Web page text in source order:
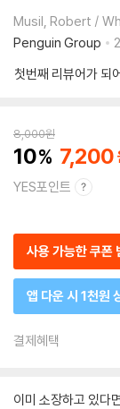
Musil, Robert /
Penguin Group
첫번째 리뷰어가 되
8,000원
10 7,200
YES포인트
사용 가능한 쿠폰
앱 다운 시 1천원
결제혜택
이미 소장하고 있다